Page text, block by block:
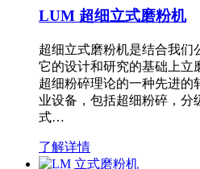
LUM 超细立式磨粉机
超细立式磨粉机是结合我们
它的设计和研究的基础上立
超细粉碎理论的一种先进的
业设备，包括超细粉碎，
式…
了解详情